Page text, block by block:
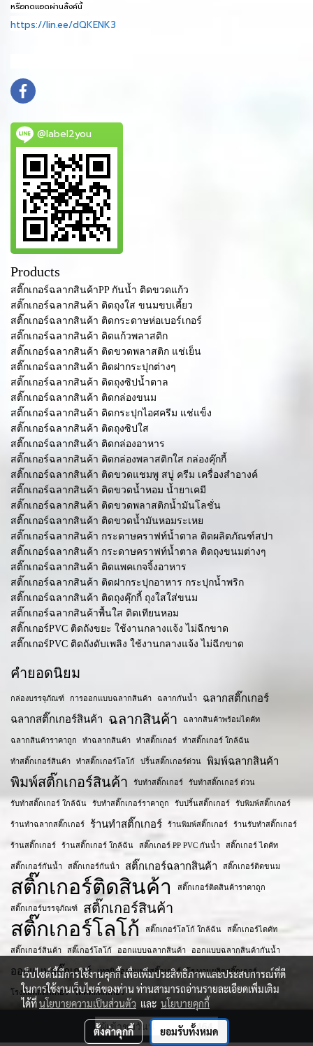
หรือกดแอดผ่านลิ้งค์นี้
https://lin.ee/dQKENK3
@label2you
Products
สติ๊กเกอร์ฉลากสินค้าPP กันน้ำ ติดขวดแก้ว
สติ๊กเกอร์ฉลากสินค้า ติดถุงใส ขนมขบเคี้ยว
สติ๊กเกอร์ฉลากสินค้า ติดกระดาษห่อเบอร์เกอร์
สติ๊กเกอร์ฉลากสินค้า ติดแก้วพลาสติก
สติ๊กเกอร์ฉลากสินค้า ติดขวดพลาสติก แช่เย็น
สติ๊กเกอร์ฉลากสินค้า ติดฝากระปุกต่างๆ
สติ๊กเกอร์ฉลากสินค้า ติดถุงซิปน้ำตาล
สติ๊กเกอร์ฉลากสินค้า ติดกล่องขนม
สติ๊กเกอร์ฉลากสินค้า ติดกระปุกไอศครีม แช่แข็ง
สติ๊กเกอร์ฉลากสินค้า ติดถุงซิปใส
สติ๊กเกอร์ฉลากสินค้า ติดกล่องอาหาร
สติ๊กเกอร์ฉลากสินค้า ติดกล่องพลาสติกใส กล่องคุ๊กกี้
สติ๊กเกอร์ฉลากสินค้า ติดขวดแชมพู สบู่ ครีม เครื่องสำอางค์
สติ๊กเกอร์ฉลากสินค้า ติดขวดน้ำหอม น้ำยาเคมี
สติ๊กเกอร์ฉลากสินค้า ติดขวดพลาสติกน้ำมันโลชั่น
สติ๊กเกอร์ฉลากสินค้า ติดขวดน้ำมันหอมระเหย
สติ๊กเกอร์ฉลากสินค้า กระดาษคราฟท์น้ำตาล ติดผลิตภัณฑ์สปา
สติ๊กเกอร์ฉลากสินค้า กระดาษคราฟท์น้ำตาล ติดถุงขนมต่างๆ
สติ๊กเกอร์ฉลากสินค้า ติดแพคเกจจิ้งอาหาร
สติ๊กเกอร์ฉลากสินค้า ติดฝากระปุกอาหาร กระปุกน้ำพริก
สติ๊กเกอร์ฉลากสินค้า ติดถุงคุ๊กกี้ ถุงใสใส่ขนม
สติ๊กเกอร์ฉลากสินค้าพื้นใส ติดเทียนหอม
สติ๊กเกอร์PVC ติดถังขยะ ใช้งานกลางแจ้ง ไม่ฉีกขาด
สติ๊กเกอร์PVC ติดถังดับเพลิง ใช้งานกลางแจ้ง ไม่ฉีกขาด
คำยอดนิยม
กล่องบรรจุภัณฑ์ การออกแบบฉลากสินค้า ฉลากกันน้ำ
ฉลากสติ๊กเกอร์
ฉลากสติ๊กเกอร์สินค้า
ฉลากสินค้า ฉลากสินค้าพร้อมไดคัท
ฉลากสินค้าราคาถูก ทำฉลากสินค้า ทำสติ๊กเกอร์ ทำสติ๊กเกอร์ ใกล้ฉัน
ทำสติ๊กเกอร์สินค้า ทำสติ๊กเกอร์โลโก้ ปริ้นสติ๊กเกอร์ด่วน พิมพ์ฉลากสินค้า
พิมพ์สติ๊กเกอร์สินค้า รับทำสติ๊กเกอร์ รับทำสติ๊กเกอร์ ด่วน
รับทำสติ๊กเกอร์ ใกล้ฉัน รับทำสติ๊กเกอร์ราคาถูก รับปริ้นสติ๊กเกอร์ รับพิมพ์สติ๊กเกอร์
ร้านทำฉลากสติ๊กเกอร์ ร้านทำสติ๊กเกอร์ ร้านพิมพ์สติ๊กเกอร์ ร้านรับทำสติ๊กเกอร์
ร้านสติ๊กเกอร์ ร้านสติ๊กเกอร์ ใกล้ฉัน สติ๊กเกอร์ PP PVC กันน้ำ สติ๊กเกอร์ ไดคัท
สติ๊กเกอร์กันน้ำ สติ๊กเกอร์กันน้ํา สติ๊กเกอร์ฉลากสินค้า สติ๊กเกอร์ติดขนม
สติ๊กเกอร์ติดสินค้า สติ๊กเกอร์ติดสินค้าราคาถูก
สติ๊กเกอร์บรรจุภัณฑ์ สติ๊กเกอร์สินค้า
สติ๊กเกอร์โลโก้ สติ๊กเกอร์โลโก้ ใกล้ฉัน สติ๊กเกอร์ไดคัท
สติ๊กเกอร​์สินค้า สติ๊เกอร์โลโก้ ออกแบบฉลากสินค้า ออกแบบฉลากสินค้ากันน้ำ
ออกแบบสติ๊กเกอร์ เทคนิคออกแบบสติ๊กเกอร์ โรงงานผลิตสติ๊กเกอร์
โรงพิมพ์สติ๊กเกอร์ ไดคัทสติ๊กเกอร์
ผู้เข้าชมวันนี้ 464
เว็บไซต์นี้มีการใช้งานคุกกี้ เพื่อเพิ่มประสิทธิภาพและประสบการณ์ที่ดี
ในการใช้งานเว็บไซต์ของท่าน ท่านสามารถอ่านรายละเอียดเพิ่มเติม
ได้ที่นโยบายความเป็นส่วนตัว และ นโยบายคุกกี้
ตั้งค่าคุกกี้ ยอมรับทั้งหมด